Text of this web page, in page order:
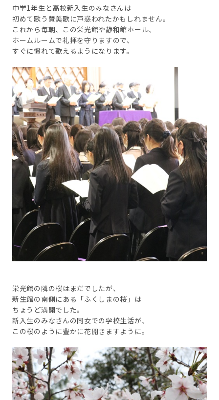
中学1年生と高校新入生のみなさんは
初めて歌う賛美歌に戸惑われたかもしれません。
これから毎朝、この栄光館や静和館ホール、
ホームルームで礼拝を守りますので、
すぐに慣れて歌えるようになります。
栄光館の隣の桜はまだでしたが、
新生館の南側にある「ふくしまの桜」は
ちょうど満開でした。
新入生のみなさんの同女での学校生活が、
この桜のように豊かに花開きますように。